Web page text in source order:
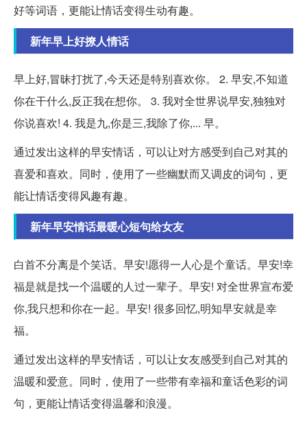
好等词语，更能让情话变得生动有趣。
新年早上好撩人情话
早上好,冒昧打扰了,今天还是特别喜欢你。 2. 早安,不知道
你在干什么,反正我在想你。 3. 我对全世界说早安,独独对
你说喜欢! 4. 我是九,你是三,我除了你,... 早。
通过发出这样的早安情话，可以让对方感受到自己对其的
喜爱和喜欢。同时，使用了一些幽默而又调皮的词句，更
能让情话变得风趣有趣。
新年早安情话最暖心短句给女友
白首不分离是个笑话。早安!愿得一人心是个童话。早安!幸
福是就是找一个温暖的人过一辈子。早安! 对全世界宣布爱
你,我只想和你在一起。早安! 很多回忆,明知早安就是幸
福。
通过发出这样的早安情话，可以让女友感受到自己对其的
温暖和爱意。同时，使用了一些带有幸福和童话色彩的词
句，更能让情话变得温馨和浪漫。